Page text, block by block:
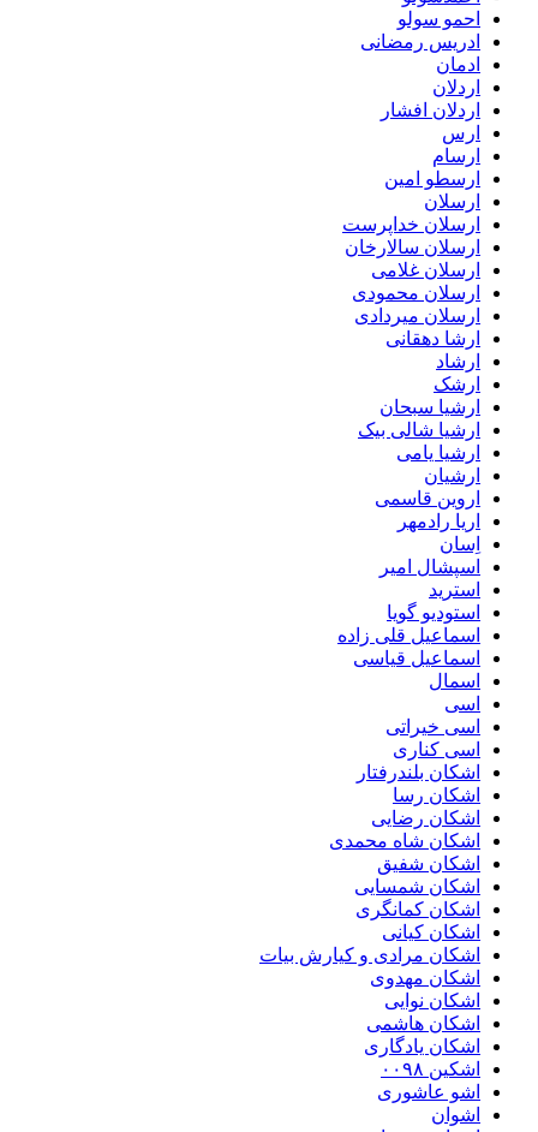
احمو سولو
ادریس رمضانی
ادمان
اردلان
اردلان افشار
ارس
ارسام
ارسطو امین
ارسلان
ارسلان خداپرست
ارسلان سالارخان
ارسلان غلامی
ارسلان محمودی
ارسلان میردادی
ارشا دهقانی
ارشاد
ارشک
ارشیا سبحان
ارشیا شالی بیک
ارشیا یامی
ارشیان
اروین قاسمی
اریا رادمهر
اِسان
اسپشال امیر
استرید
استودیو گویا
اسماعیل قلی زاده
اسماعیل قیاسی
اسمال
اسی
اسی خیراتی
اسی کناری
اشکان بلندرفتار
اشکان رسا
اشکان رضایی
اشکان شاه محمدی
اشکان شفیق
اشکان شمسایی
اشکان‌ کمانگری
اشکان کیانی
اشکان مرادی و کیارش بیات
اشکان مهدوی
اشکان نوایی
اشکان هاشمی
اشکان یادگاری
اشکین ۰۰۹۸
اشو عاشوری
اشوان